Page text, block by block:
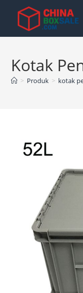
Langsung
konten
Kotak
> Produk > kotak